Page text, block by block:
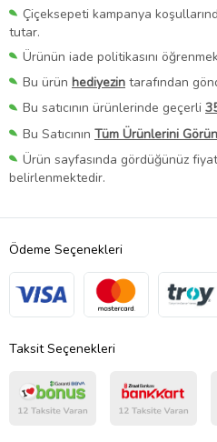
Çiçeksepeti kampanya
tutar.
Ürünün iade politikasını
Bu ürün hediyezin tarafından
Bu satıcının ürünlerinde geçerli
Bu Satıcının Tüm Ürünlerini
Ürün sayfasında gördüğünüz
belirlenmektedir.
Ödeme Seçenekleri
Taksit Seçenekleri